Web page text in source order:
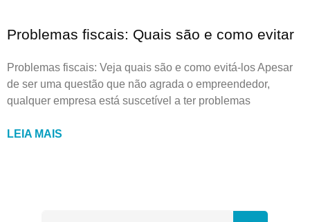
Problemas fiscais: Quais são e como evitar
Problemas fiscais: Veja quais são e como evitá-los Apesar
de ser uma questão que não agrada o empreendedor,
qualquer empresa está suscetível a ter problemas
LEIA MAIS